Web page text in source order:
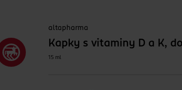
altapharma
Kapky s vitaminy D a K,
15 ml